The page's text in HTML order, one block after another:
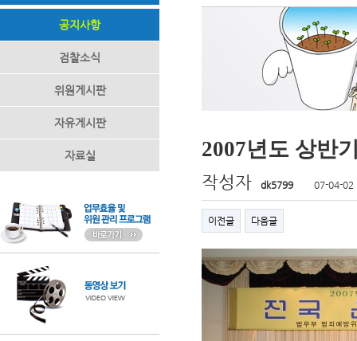
공지사항
검찰소식
위원게시판
자유게시판
자료실 2007년도 상반
작성자 dk5799 07-04-02
이전글 다음글